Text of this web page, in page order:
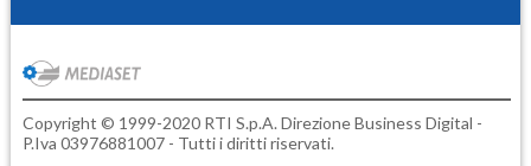
Copyright © 1999-2020 RTI S.p.A. Direzione Business Digital -
P.Iva 03976881007 - Tutti i diritti riservati.